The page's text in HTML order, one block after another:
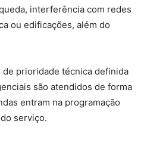
interferência com redes
ou edificações, além do
de prioridade técnica definida
são atendidos de forma
entram na programação
serviço.